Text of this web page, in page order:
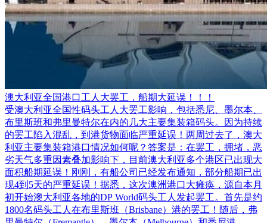
澳大利亚全国港口工人大罢工，船期大延误！！！
受澳大利亚全国性码头工人大罢工影响，包括悉尼、墨尔本、
布里斯班和弗里曼特尔在内的几大主要集装箱码头。因为持续
的罢工陷入混乱，到港货物面临严重延误！两周过去了，澳大
利亚主要集装箱港口情况如何呢？答案是：在罢工，拥堵，恶
劣天气多重因素叠加影响下，目前澳大利亚多个港区已出现大
面积船期延误！刚刚，有船公司已经发布通知，部分船期已出
现4到5天的严重延误！据悉，这次澳洲港口大瘫痪，源自本月
初开始澳大利亚各地的DP World码头工人发起罢工。首先是约
1800名码头工人在布里斯班（Brisbane）港的罢工！随后，弗